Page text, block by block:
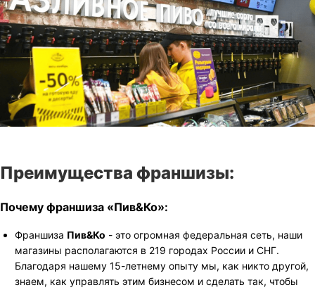
Преимущества франшизы:
Почему франшиза «Пив&Ко»:
Франшиза Пив&Ко - это огромная федеральная сеть, наши
магазины располагаются в 219 городах России и СНГ.
Благодаря нашему 15-летнему опыту мы, как никто другой,
знаем, как управлять этим бизнесом и сделать так, чтобы